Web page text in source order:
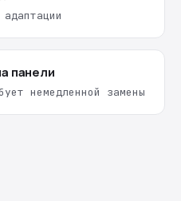
панели
немедленной замены